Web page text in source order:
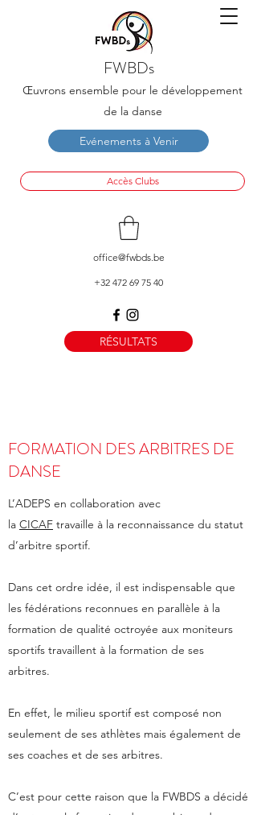
FWBDs
Œuvrons ensemble pour le développement
de la danse
Evénements à Venir
Accès Clubs
office@fwbds.be
+32 472 69 75 40
RÉSULTATS
FORMATION DES ARBITRES DE
DANSE
L’ADEPS en collaboration avec
la CICAF travaille à la reconnaissance du statut
d’arbitre sportif.
Dans cet ordre idée, il est indispensable que
les fédérations reconnues en parallèle à la
formation de qualité octroyée aux moniteurs
sportifs travaillent à la formation de ses
arbitres.
En effet, le milieu sportif est composé non
seulement de ses athlètes mais également de
ses coaches et de ses arbitres.
C’est pour cette raison que la FWBDS a décidé